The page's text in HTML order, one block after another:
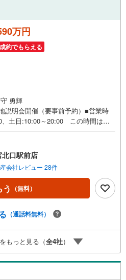
万円
成約でもらえる
勇輝
説明会開催（要事前予約）■営業時
、土日:10:00～20:00 この時間はお
物件です。阪急「王子公園」駅徒歩1
す。南東向きバルコニー付きです。
スグループの3つの特徴○■センチュ
連続No.1（1997年～2024年兵庫地区
崎・伊丹・宝塚にて8店舗展開中。阪
当店にお任せ下さい■お客様駐車場、
しも大歓迎です。 お子様連れでも
物件を取り扱っています。Yahoo！
い物件もご紹介できます。お気軽に
口駅前店
会社レビュー 28件
（無料）
（通話料無料）
もっと見る（全4社）